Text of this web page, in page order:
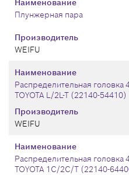
Производитель
WEIFU
Наименование
Плунжерная пара
Производитель
WEIFU
Наименование
Распределительная головка
TOYOTA L/2L-T (22140-54410)
Наименование
Распределительная головка
TOYOTA 1C/2C/T (22140-